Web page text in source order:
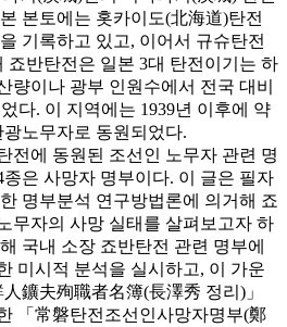
본토에는 홋카이도(北海道)탄전
기록하고 있고, 이어서 규슈탄전
죠반탄전은 일본 3대 탄전이기는 하
량이나 광부 인원수에서 전국 대비
다. 이 지역에는 1939년 이후에 약
노무자로 동원되었다.
전에 동원된 조선인 노무자 관련 명
은 사망자 명부이다. 이 글은 필자
명부분석 연구방법론에 의거해 죠
무자의 사망 실태를 살펴보고자 하
국내 소장 죠반탄전 관련 명부에
미시적 분석을 실시하고, 이 가운
鑛夫殉職者名簿(長澤秀 정리)」
「常磐탄전조선인사망자명부(鄭